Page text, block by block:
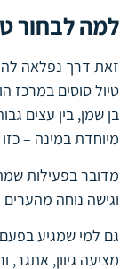
למה לבחור
זאת דרך נפלאה
טיול סוסים במרכז
בן שמן, בין עצים
מיוחדת במינה –
מדובר בפעילות
וגישה נוחה
גם למי שמגיע
מציעה גיוון, אתגר,